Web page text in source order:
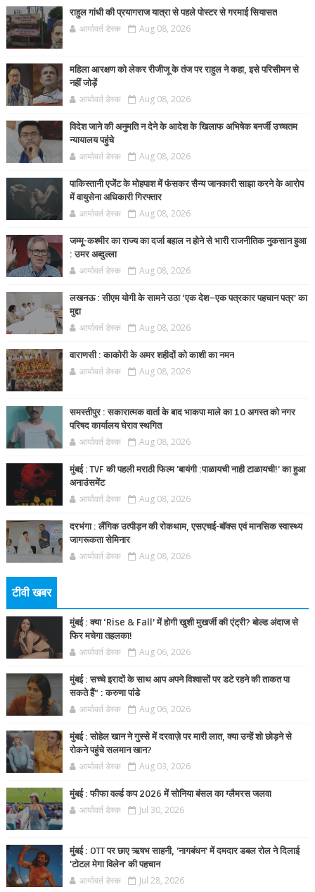
राहुल गांधी की प्रयागराज यात्रा से पहले पोस्टर से गरमाई सियासत
आर्यावर्त डेस्क Aug 08, 2026
महिला आरक्षण को लेकर रीजीजू के तंज पर राहुल ने कहा, इसे परिसीमन से
नहीं जोड़ें
आर्यावर्त डेस्क Aug 08, 2026
विदेश जाने की अनुमति न देने के आदेश के खिलाफ अभिषेक बनर्जी उच्चतम
न्यायालय पहुंचे
आर्यावर्त डेस्क Aug 08, 2026
पाकिस्तानी एजेंट के मोहपाश में फंसकर सैन्य जानकारी साझा करने के आरोप
में वायुसेना अधिकारी गिरफ्तार
आर्यावर्त डेस्क Aug 08, 2026
जम्मू-कश्मीर का राज्य का दर्जा बहाल न होने से भारी राजनीतिक नुकसान हुआ
: उमर अब्दुल्ला
आर्यावर्त डेस्क Aug 08, 2026
लखनऊ : सीएम योगी के सामने उठा ‘एक देश–एक पत्रकार पहचान पत्र’ का
मुद्दा
आर्यावर्त डेस्क Aug 08, 2026
वाराणसी : काकोरी के अमर शहीदों को काशी का नमन
आर्यावर्त डेस्क Aug 08, 2026
समस्तीपुर : सकारात्मक वार्ता के बाद भाकपा माले का 10 अगस्त को नगर
परिषद कार्यालय घेराव स्थगित
आर्यावर्त डेस्क Aug 08, 2026
मुंबई : TVF की पहली मराठी फिल्म 'बायंगी :पाळायची नाही टाळायची!' का हुआ
अनाउंसमेंट
आर्यावर्त डेस्क Aug 08, 2026
दरभंगा : लैंगिक उत्पीड़न की रोकथाम, एसएचई-बॉक्स एवं मानसिक स्वास्थ्य
जागरूकता सेमिनार
आर्यावर्त डेस्क Aug 08, 2026
टीवी खबर
मुंबई : क्या ‘Rise & Fall’ में होगी खुशी मुखर्जी की एंट्री? बोल्ड अंदाज से
फिर मचेगा तहलका!
आर्यावर्त डेस्क Aug 06, 2026
मुंबई : सच्चे इरादों के साथ आप अपने विश्वासों पर डटे रहने की ताकत पा
सकते हैं” : करुणा पांडे
आर्यावर्त डेस्क Aug 06, 2026
मुंबई : सोहेल खान ने गुस्से में दरवाज़े पर मारी लात, क्या उन्हें शो छोड़ने से
रोकने पहुंचे सलमान खान?
आर्यावर्त डेस्क Aug 03, 2026
मुंबई : फीफा वर्ल्ड कप 2026 में सोनिया बंसल का ग्लैमरस जलवा
आर्यावर्त डेस्क Jul 30, 2026
मुंबई : OTT पर छाए ऋषभ साहनी, 'नागबंधन' में दमदार डबल रोल ने दिलाई
'टोटल मेगा विलेन' की पहचान
आर्यावर्त डेस्क Jul 28, 2026